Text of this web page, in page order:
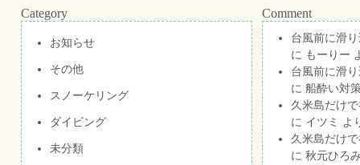
Category
お知らせ
その他
スノーケリング
ダイビング
未分類
Comment
台風前に滑
に もーりー
台風前に滑
に 船酔い対
久米島だけ
に イツミ
よ
久米島だけ
に 秋元ひろ